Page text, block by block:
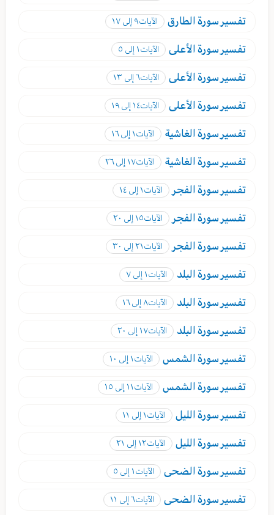
تفسير سورة الطارق الآيات٩ إلى ١٧
تفسير سورة الأعلى الآيات١ إلى ٥
تفسير سورة الأعلى الآيات٦ إلى ١٣
تفسير سورة الأعلى الآيات١٤ إلى ١٩
تفسير سورة الغاشية الآيات١ إلى ١٦
تفسير سورة الغاشية الآيات١٧ إلى ٢٦
تفسير سورة الفجر الآيات١ إلى ١٤
تفسير سورة الفجر الآيات١٥ إلى ٢٠
تفسير سورة الفجر الآيات٢١ إلى ٣٠
تفسير سورة البلد الآيات١ إلى ٧
تفسير سورة البلد الآيات٨ إلى ١٦
تفسير سورة البلد الآيات١٧ إلى ٢٠
تفسير سورة الشمس الآيات١ إلى ١٠
تفسير سورة الشمس الآيات١١ إلى ١٥
تفسير سورة الليل الآيات١ إلى ١١
تفسير سورة الليل الآيات١٢ إلى ٢١
تفسير سورة الضحى الآيات١ إلى ٥
تفسير سورة الضحى الآيات٦ إلى ١١